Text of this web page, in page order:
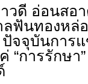
วดี อ่อนสอา
ลฟันทองหล่
ปัจจุบันการ
“การรักษ